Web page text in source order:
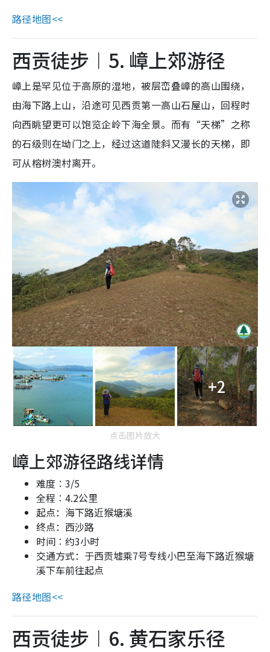
路径地图<<
西贡徒步︱5. 嶂上郊游径
嶂上是罕见位于高原的湿地，被层峦叠嶂的高山围绕，
由海下路上山，沿途可见西贡第一高山石屋山，回程时
向西眺望更可以饱览企岭下海全景。而有“天梯”之称
的石级则在坳门之上，经过这道陡斜又漫长的天梯，即
可从榕树澳村离开。
+2
点击图片放大
嶂上郊游径路线详情
难度︰3/5
全程︰4.2公里
起点：海下路近猴塘溪
终点：西沙路
时间︰约3小时
交通方式：于西贡墟乘7号专线小巴至海下路近猴塘
溪下车前往起点
路径地图<<
西贡徒步︱6. 黄石家乐径